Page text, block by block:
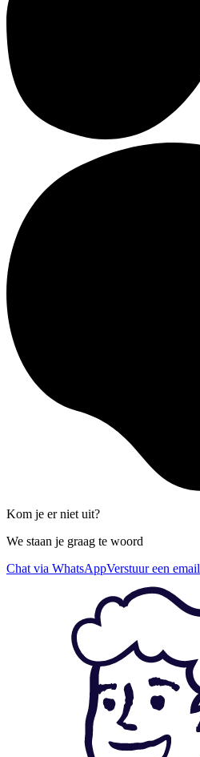
Kom je er niet uit?
We staan je graag te woord
Chat via WhatsAppVerstuur een email